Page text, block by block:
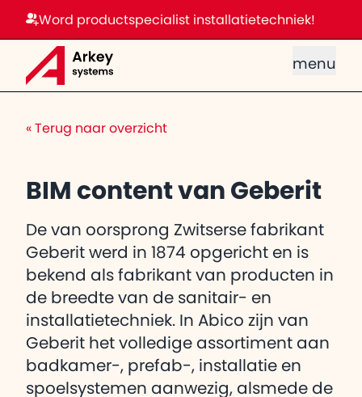
Word productspecialist installatietechniek!
menu
« Terug naar overzicht
BIM content van Geberit
De van oorsprong Zwitserse fabrikant
Geberit werd in 1874 opgericht en is
bekend als fabrikant van producten in
de breedte van de sanitair- en
installatietechniek. In Abico zijn van
Geberit het volledige assortiment aan
badkamer-, prefab-, installatie en
spoelsystemen aanwezig, alsmede de